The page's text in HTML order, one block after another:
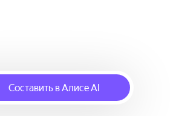
Составить в Алисе AI